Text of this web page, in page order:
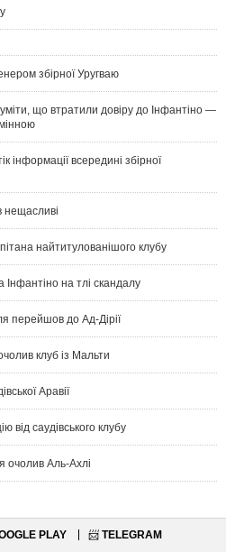
збірної Уругваю
що втратили довіру до Інфантіно —
інформації всередині збірної
нещасливі
найтитулованішого клубу
на тлі скандалу
перейшов до Ад-Дірії
клуб із Мальти
Аравії
саудівського клубу
очолив Аль-Ахлі
PLAY 📨 TELEGRAM